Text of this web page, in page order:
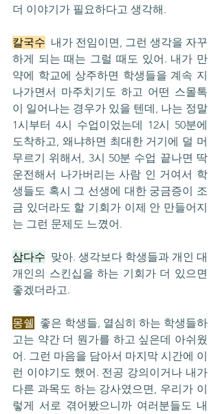
더 이야기가 필요하다고 생각해.
칼국수
  내가 전임이면, 그런 생각을 자꾸
하게 되는 때는 그럴 때도 있어. 내가 만
약에 학교에 상주하면 학생들을 계속 지
나가면서 마주치기도 하고 어떤 스몰톡
이 일어나는 경우가 있을 텐데, 나는 정말
1시부터 4시 수업이었는데 12시 50분에
도착하고, 왜냐하면 최대한 거기에 덜 머
무르기 위해서, 3시 50분 수업 끝나면 딱
운전해서 나가버리는 사람 인 거여서 학
생들도 혹시 그 선생에 대한 궁금증이 조
금 있더라도 할 기회가 이제 안 만들어지
는 그런 문제도 느꼈어.
삼다수
  맞아. 생각보다 학생들과 개인 대
개인의 스킨십을 하는 기회가 더 있으면
좋겠더라고.
몽쉘
  좋은 학생들, 열심히 하는 학생들하
고는 약간 더 뭔가를 하고 싶은데 아쉬웠
어. 그런 마음을 담아서 마지막 시간에 이
런 이야기도 했어. 전공 강의이거나 내가
다른 과목도 하는 강사였으면, 우리가 이
렇게 서로 겪어봤으니까 여러분들도 내